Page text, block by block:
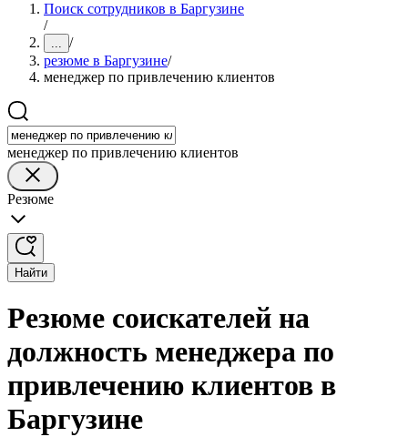
Поиск сотрудников в Баргузине
/
... /
резюме в Баргузине/
менеджер по привлечению клиентов
менеджер по привлечению клиентов
Резюме
Найти
Резюме соискателей на
должность менеджера по
привлечению клиентов в
Баргузине